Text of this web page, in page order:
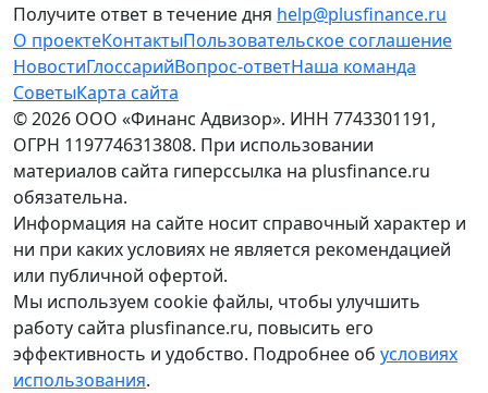
Получите ответ в течение дня help@plusfinance.ru
О проектеКонтактыПользовательское соглашение
НовостиГлоссарийВопрос-ответНаша команда
СоветыКарта сайта
© 2026 ООО «Финанс Адвизор». ИНН 7743301191,
ОГРН 1197746313808. При использовании
материалов сайта гиперссылка на plusfinance.ru
обязательна.
Информация на сайте носит справочный характер и
ни при каких условиях не является рекомендацией
или публичной офертой.
Мы используем cookie файлы, чтобы улучшить
работу сайта plusfinance.ru, повысить его
эффективность и удобство. Подробнее об условиях
использования.